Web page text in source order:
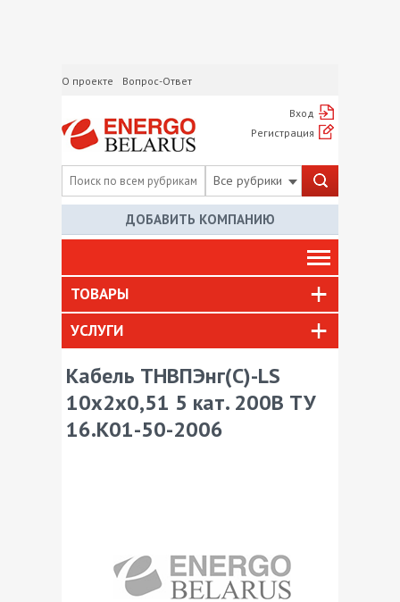
О проекте Вопрос-Ответ
Вход
Регистрация
Все рубрики
ДОБАВИТЬ КОМПАНИЮ
ТОВАРЫ
УСЛУГИ
Кабель ТНВПЭнг(С)-LS
10х2х0,51 5 кат. 200В ТУ
16.К01-50-2006